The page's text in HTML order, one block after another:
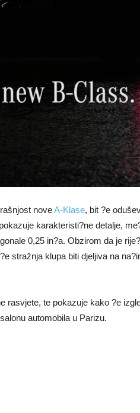
noveA-Klase, bit ?e
karakteristi?ne detalje,
0,25 in?a. Obzirom da je
stražnja klupa biti djeljiva na
rasvjete, te pokazuje kako ?e
automobila u Parizu.